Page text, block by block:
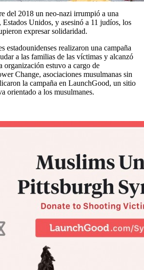
del 2018 un neo-nazi irrumpió a una
Estados Unidos, y asesinó a 11 judíos, los
expresar solidaridad.
estadounidenses realizaron una campaña
a las familias de las víctimas y alcanzó
organización estuvo a cargo de
Change, asociaciones musulmanas sin
la campaña en LaunchGood, un sitio
orientado a los musulmanes.